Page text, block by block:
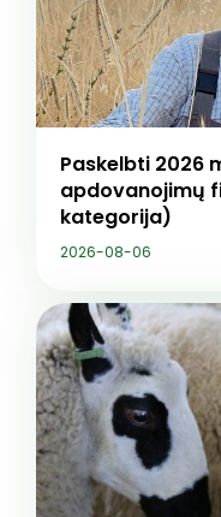
Paskelbti 2026
apdovanojimų
kategorija)
2026-08-06